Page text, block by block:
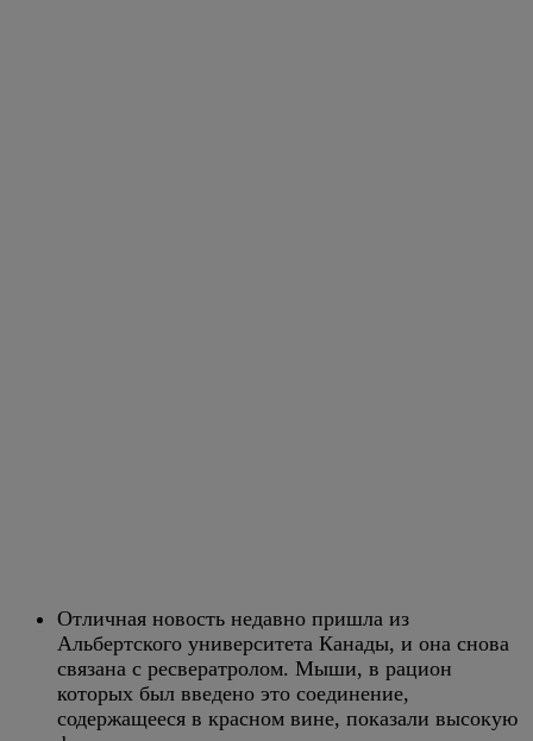
Отличная новость недавно пришла из
Альбертского университета Канады, и она снова
связана с ресвератролом. Мыши, в рацион
которых был введено это соединение,
содержащееся в красном вине, показали высокую